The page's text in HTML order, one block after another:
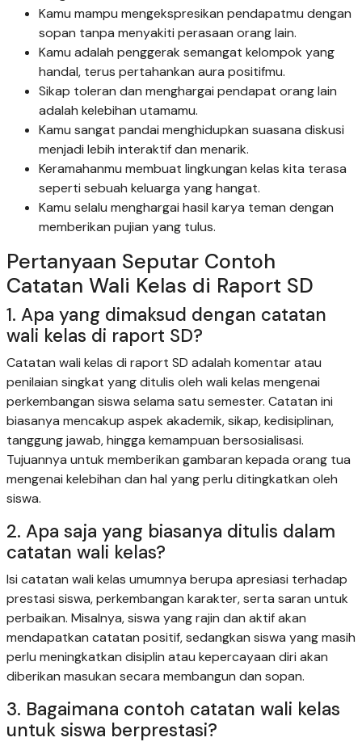
Kamu mampu mengekspresikan pendapatmu dengan
sopan tanpa menyakiti perasaan orang lain.
Kamu adalah penggerak semangat kelompok yang
handal, terus pertahankan aura positifmu.
Sikap toleran dan menghargai pendapat orang lain
adalah kelebihan utamamu.
Kamu sangat pandai menghidupkan suasana diskusi
menjadi lebih interaktif dan menarik.
Keramahanmu membuat lingkungan kelas kita terasa
seperti sebuah keluarga yang hangat.
Kamu selalu menghargai hasil karya teman dengan
memberikan pujian yang tulus.
Pertanyaan Seputar Contoh
Catatan Wali Kelas di Raport SD
1. Apa yang dimaksud dengan catatan
wali kelas di raport SD?
Catatan wali kelas di raport SD adalah komentar atau
penilaian singkat yang ditulis oleh wali kelas mengenai
perkembangan siswa selama satu semester. Catatan ini
biasanya mencakup aspek akademik, sikap, kedisiplinan,
tanggung jawab, hingga kemampuan bersosialisasi.
Tujuannya untuk memberikan gambaran kepada orang tua
mengenai kelebihan dan hal yang perlu ditingkatkan oleh
siswa.
2. Apa saja yang biasanya ditulis dalam
catatan wali kelas?
Isi catatan wali kelas umumnya berupa apresiasi terhadap
prestasi siswa, perkembangan karakter, serta saran untuk
perbaikan. Misalnya, siswa yang rajin dan aktif akan
mendapatkan catatan positif, sedangkan siswa yang masih
perlu meningkatkan disiplin atau kepercayaan diri akan
diberikan masukan secara membangun dan sopan.
3. Bagaimana contoh catatan wali kelas
untuk siswa berprestasi?